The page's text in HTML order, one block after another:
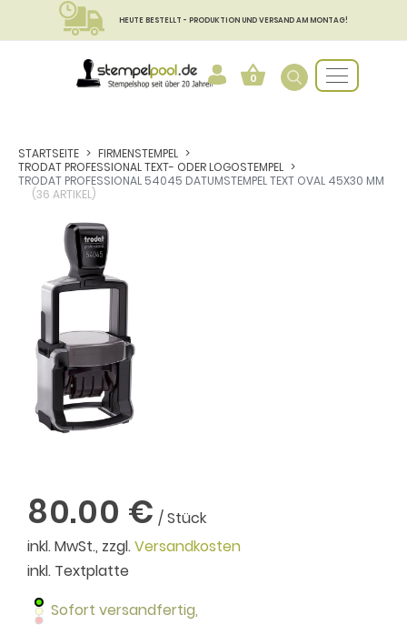
HEUTE BESTELLT - PRODUKTION UND VERSAND AM MONTAG!
0
STARTSEITE
FIRMENSTEMPEL
TRODAT PROFESSIONAL TEXT- ODER LOGOSTEMPEL
TRODAT PROFESSIONAL 54045 DATUMSTEMPEL TEXT OVAL 45X30 MM
(36 ARTIKEL)
80.00 € / Stück
inkl. MwSt., zzgl.Versandkosten
inkl. Textplatte
Sofort versandfertig,